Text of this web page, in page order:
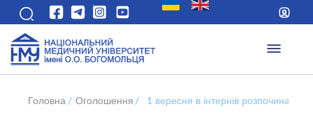
Головна / Оголошення / 1 вересня в інтернів